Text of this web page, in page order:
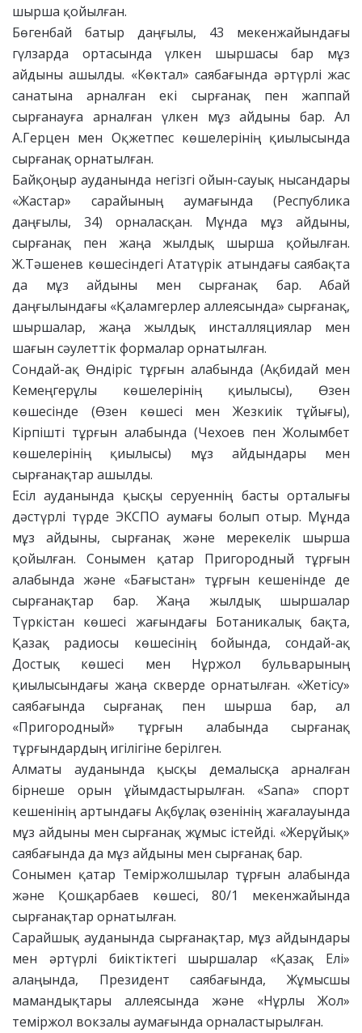
шырша қойылған.
Бөгенбай батыр даңғылы, 43 мекенжайындағы
гүлзарда ортасында үлкен шыршасы бар мұз
айдыны ашылды. «Көктал» саябағында әртүрлі жас
санатына арналған екі сырғанақ пен жаппай
сырғанауға арналған үлкен мұз айдыны бар. Ал
А.Герцен мен Оқжетпес көшелерінің қиылысында
сырғанақ орнатылған.
Байқоңыр ауданында негізгі ойын-сауық нысандары
«Жастар» сарайының аумағында (Республика
даңғылы, 34) орналасқан. Мұнда мұз айдыны,
сырғанақ пен жаңа жылдық шырша қойылған.
Ж.Тәшенев көшесіндегі Ататүрік атындағы саябақта
да мұз айдыны мен сырғанақ бар. Абай
даңғылындағы «Қаламгерлер аллеясында» сырғанақ,
шыршалар, жаңа жылдық инсталляциялар мен
шағын сәулеттік формалар орнатылған.
Сондай-ақ Өндіріс тұрғын алабында (Ақбидай мен
Кемеңгерұлы көшелерінің қиылысы), Өзен
көшесінде (Өзен көшесі мен Жезкиік тұйығы),
Кірпішті тұрғын алабында (Чехоев пен Жолымбет
көшелерінің қиылысы) мұз айдындары мен
сырғанақтар ашылды.
Есіл ауданында қысқы серуеннің басты орталығы
дәстүрлі түрде ЭКСПО аумағы болып отыр. Мұнда
мұз айдыны, сырғанақ және мерекелік шырша
қойылған. Сонымен қатар Пригородный тұрғын
алабында және «Бағыстан» тұрғын кешенінде де
сырғанақтар бар. Жаңа жылдық шыршалар
Түркістан көшесі жағындағы Ботаникалық бақта,
Қазақ радиосы көшесінің бойында, сондай-ақ
Достық көшесі мен Нұржол бульварының
қиылысындағы жаңа скверде орнатылған. «Жетісу»
саябағында сырғанақ пен шырша бар, ал
«Пригородный» тұрғын алабында сырғанақ
тұрғындардың игілігіне берілген.
Алматы ауданында қысқы демалысқа арналған
бірнеше орын ұйымдастырылған. «Sana» спорт
кешенінің артындағы Ақбұлақ өзенінің жағалауында
мұз айдыны мен сырғанақ жұмыс істейді. «Жерұйық»
саябағында да мұз айдыны мен сырғанақ бар.
Сонымен қатар Теміржолшылар тұрғын алабында
және Қошқарбаев көшесі, 80/1 мекенжайында
сырғанақтар орнатылған.
Сарайшық ауданында сырғанақтар, мұз айдындары
мен әртүрлі биіктіктегі шыршалар «Қазақ Елі»
алаңында, Президент саябағында, Жұмысшы
мамандықтары аллеясында және «Нұрлы Жол»
теміржол вокзалы аумағында орналастырылған.